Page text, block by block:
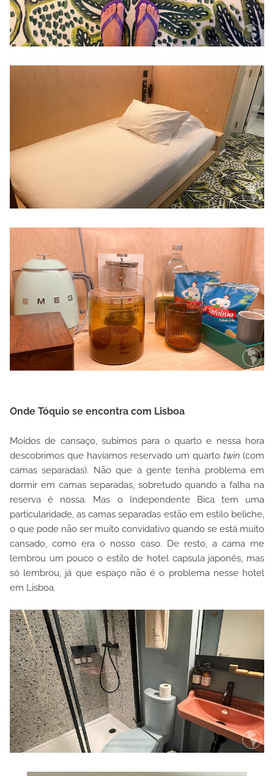
Onde Tóquio se encontra com Lisboa
Moídos de cansaço, subimos para o quarto e nessa hora
descobrimos que havíamos reservado um quarto twin (com
camas separadas). Não que a gente tenha problema em
dormir em camas separadas, sobretudo quando a falha na
reserva é nossa. Mas o Independente Bica tem uma
particularidade, as camas separadas estão em estilo beliche,
o que pode não ser muito convidativo quando se está muito
cansado, como era o nosso caso. De resto, a cama me
lembrou um pouco o estilo de hotel capsula japonês, mas
só lembrou, já que espaço não é o problema nesse hotel
em Lisboa.